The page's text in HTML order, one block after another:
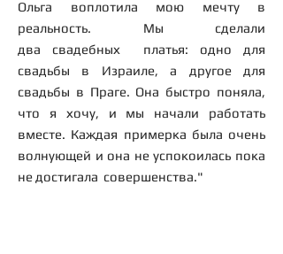
Ольга воплотила мою мечту в
реальность. Мы сделали
два свадебных платья: одно для
свадьбы в Израиле, а другое для
свадьбы в Праге. Она быстро поняла,
что я хочу, и мы начали работать
вместе. Каждая примерка была очень
волнующей и она не успокоилась пока
не достигала совершенства."